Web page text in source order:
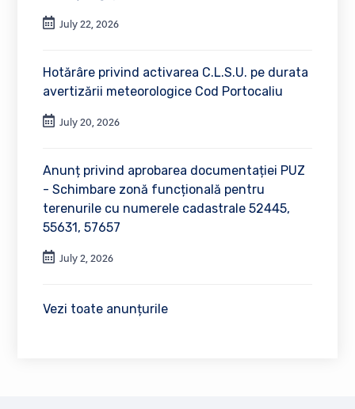
July 22, 2026
Hotărâre privind activarea C.L.S.U. pe durata
avertizării meteorologice Cod Portocaliu
July 20, 2026
Anunț privind aprobarea documentației PUZ
- Schimbare zonă funcțională pentru
terenurile cu numerele cadastrale 52445,
55631, 57657
July 2, 2026
Vezi toate anunțurile